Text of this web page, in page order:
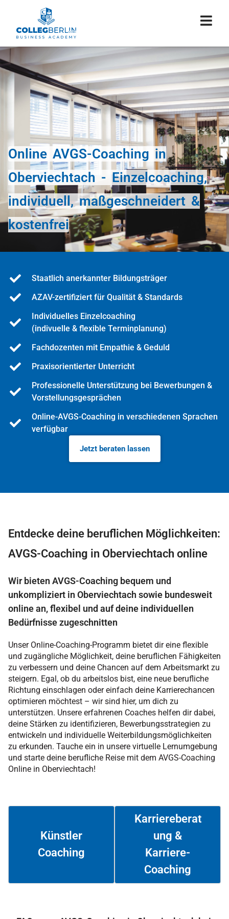
Online AVGS-Coaching in
Oberviechtach - Einzelcoaching,
individuell, maßgeschneidert &
kostenfrei
Staatlich anerkannter Bildungsträger
AZAV-zertifiziert für Qualität & Standards
Individuelles Einzelcoaching
(indivuelle & flexible Terminplanung)
Fachdozenten mit Empathie & Geduld
Praxisorientierter Unterricht
Professionelle Unterstützung bei Bewerbungen &
Vorstellungsgesprächen
Online-AVGS-Coaching in verschiedenen Sprachen
verfügbar
Jetzt beraten lassen
Entdecke deine beruflichen Möglichkeiten:
AVGS-Coaching in Oberviechtach online
Wir bieten AVGS-Coaching bequem und
unkompliziert in Oberviechtach sowie bundesweit
online an, flexibel und auf deine individuellen
Bedürfnisse zugeschnitten
Unser Online-Coaching-Programm bietet dir eine flexible
und zugängliche Möglichkeit, deine beruflichen Fähigkeiten
zu verbessern und deine Chancen auf dem Arbeitsmarkt zu
steigern. Egal, ob du arbeitslos bist, eine neue berufliche
Richtung einschlagen oder einfach deine Karrierechancen
optimieren möchtest – wir sind hier, um dich zu
unterstützen. Unsere erfahrenen Coaches helfen dir dabei,
deine Stärken zu identifizieren, Bewerbungsstrategien zu
entwickeln und individuelle Weiterbildungsmöglichkeiten
zu erkunden. Tauche ein in unsere virtuelle Lernumgebung
und starte deine berufliche Reise mit dem AVGS-Coaching
Online in Oberviechtach!
Künstler
Coaching
Weiterlesen
Karriereberat
ung &
Karriere-
Coaching
Weiterlesen